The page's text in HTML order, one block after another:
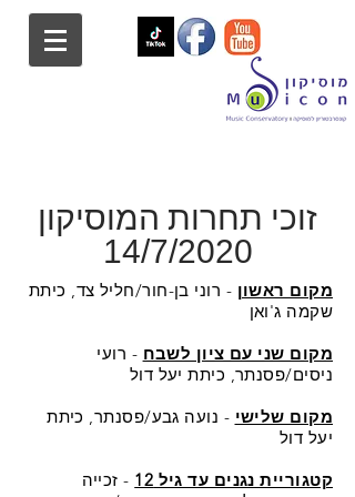
זוכי תחרות המוסיקון
14/7/2020
מקום ראשון - רוני בן-חור/חליל צד, כיתת
שקמה ג'ואן
מקום שני עם ציון לשבח - רועי
ניסים/פסנתר, כיתת יעל דול
מקום שלישי - נועה גבע/פסנתר, כיתת
יעל דול
קטגוריית נגנים עד גיל 12
- זכייה